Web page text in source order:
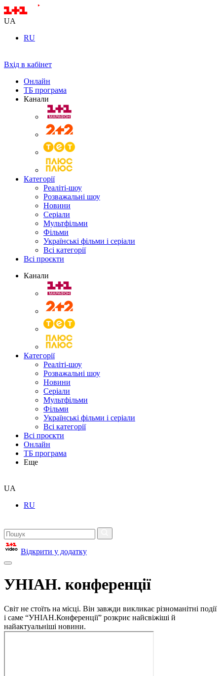
UA
RU
Вхід в кабінет
Онлайн
ТБ програма
Канали
Категорії
Реаліті-шоу
Розважальні шоу
Новини
Серіали
Мультфільми
Фільми
Українські фільми і серіали
Всі категорії
Всі проєкти
Канали
Категорії
Реаліті-шоу
Розважальні шоу
Новини
Серіали
Мультфільми
Фільми
Українські фільми і серіали
Всі категорії
Всі проєкти
Онлайн
ТБ програма
Еще
UA
RU
Відкрити у додатку
УНІАН. конференції
Світ не стоїть на місці. Він завжди викликає різноманітні події
і саме “УНІАН.Конференції” розкриє найсвіжіші й
найактуальніші новини.